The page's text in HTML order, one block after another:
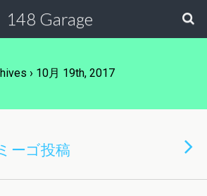
148 Garage
› 10月 19th, 2017
ーゴ投稿